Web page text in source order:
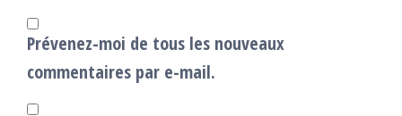
Prévenez-moi de tous les nouveaux
commentaires par e-mail.